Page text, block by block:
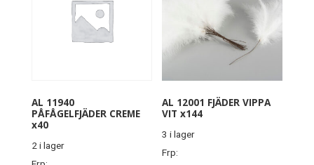
AL 11940
PÅFÅGELFJÄDER CREME
x40
2 i lager
AL 12001 FJÄDER VIPPA
VIT x144
3 i lager
Frp: